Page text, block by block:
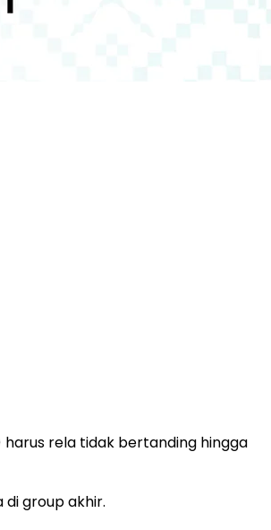
harus rela tidak bertanding hingga
di group akhir.